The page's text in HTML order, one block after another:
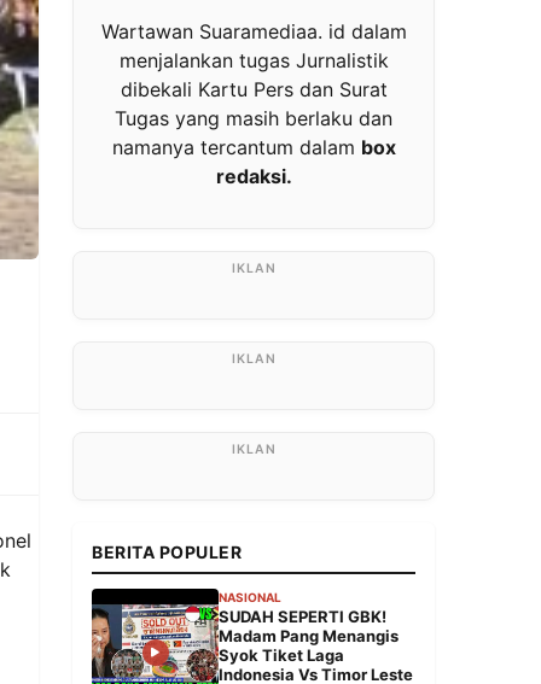
Wartawan Suaramediaa. id dalam
menjalankan tugas Jurnalistik
dibekali Kartu Pers dan Surat
Tugas yang masih berlaku dan
namanya tercantum dalam box
redaksi.
BERITA POPULER
NASIONAL
SUDAH SEPERTI GBK!
Madam Pang Menangis
Syok Tiket Laga
Indonesia Vs Timor Leste